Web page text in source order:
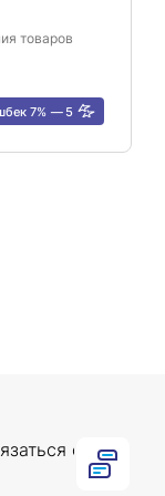
товаров
7% 5
с нами